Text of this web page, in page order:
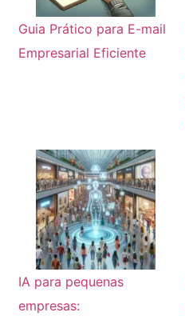
Guia Prático para E-mail
Empresarial Eficiente
IA para pequenas
empresas: